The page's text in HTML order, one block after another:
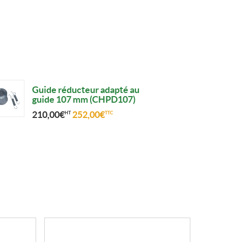
Guide réducteur adapté au
guide 107 mm (CHPD107)
210,00€HT 252,00€TTC